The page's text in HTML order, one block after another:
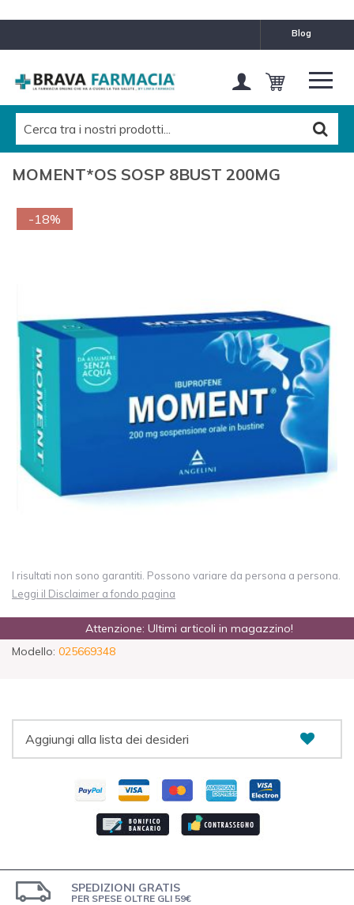
blog
MOMENT*OS SOSP 8BUST 200MG
-18%
I risultati non sono garantiti. Possono variare da persona a persona.
Leggi il Disclaimer a fondo pagina
Attenzione: Ultimi articoli in magazzino!
Modello: 025669348
Aggiungi alla lista dei desideri
SPEDIZIONI GRATIS
PER SPESE OLTRE GLI 59€